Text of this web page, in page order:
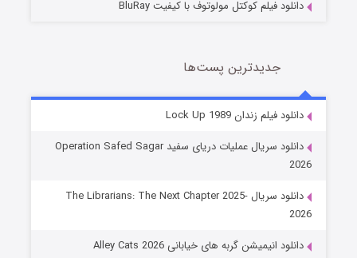
شوهر
دانلود فیلم کوکتل مولوتوف با کیفیت BluRay
جدیدترین پست‌ها
دانلود فیلم زندان Lock Up 1989
دانلود سریال عملیات دریای سفید Operation Safed Sagar
2026
دانلود سریال The Librarians: The Next Chapter 2025-
2026
دانلود انیمیشن گربه های خیابانی Alley Cats 2026